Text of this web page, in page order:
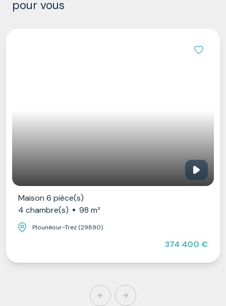
pour vous
Maison 6 pièce(s)
4 chambre(s)
98 m²
Plounéour-Trez (29890)
374 400 €